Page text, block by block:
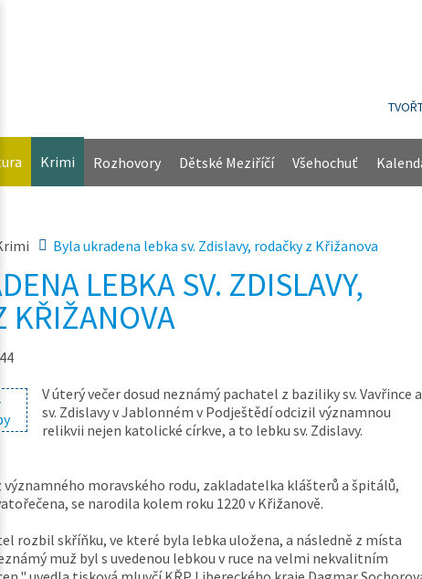
Krimi Rozhovory Dětské Meziříčí Všehochuť
Krimi Byla ukradena lebka sv. Zdislavy, rodačky z Křižanova
LEBKA SV. ZDISLAVY,
KŘIŽANOVA
V úterý večer dosud neznámý pachatel z baziliky sv. Vavřince a
sv. Zdislavy v Jablonném v Podještědí odcizil významnou
relikvii nejen katolické církve, a to lebku sv. Zdislavy.
z významného moravského rodu, zakladatelka klášterů a špitálů,
se narodila kolem roku 1220 v Křižanově.
rozbil skříňku, ve které byla lebka uložena, a následně z místa
muž byl s uvedenou lebkou v ruce na velmi nekvalitním